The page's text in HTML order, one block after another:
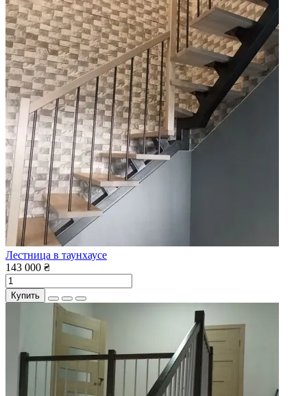
Лестница в таунхаусе
143 000 ₴
Купить